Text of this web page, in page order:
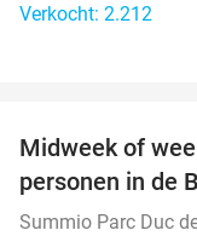
Verkocht: 2.212
Midweek of
personen in de
Summio Parc Duc